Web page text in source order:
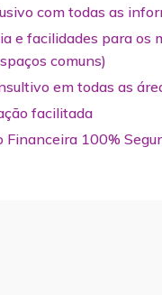
com todas as
e facilidades para os
comuns)
em todas as
facilitada
Financeira 100%